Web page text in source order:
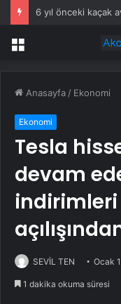
Menü
Anasayfa / Ekonomi
Ekonomi
Tesla
devam
SEVİL TEN Ocak
1 dakika okuma süresi